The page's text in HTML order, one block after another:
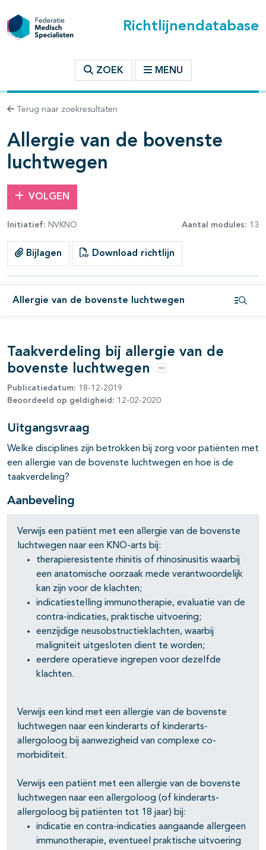
Richtlijnendatabase
ZOEK MENU
Terug naar zoekresultaten
Allergie van de bovenste
luchtwegen
VOLGEN
Initiatief: NVKNO Aantal modules: 13
Bijlagen Download richtlijn
Allergie van de bovenste luchtwegen
binnen deze richtlijn
Taakverdeling bij allergie van de
bovenste luchtwegen
Opties
Publicatiedatum: 18-12-2019
Beoordeeld op geldigheid: 12-02-2020
Uitgangsvraag
Welke disciplines zijn betrokken bij zorg voor patiënten met
een allergie van de bovenste luchtwegen en hoe is de
taakverdeling?
Aanbeveling
Verwijs een patiënt met een allergie van de bovenste
luchtwegen naar een KNO-arts bij:
therapieresistente rhinitis of rhinosinusitis waarbij
een anatomische oorzaak mede verantwoordelijk
kan zijn voor de klachten;
indicatiestelling immunotherapie, evaluatie van de
contra-indicaties, praktische uitvoering;
eenzijdige neusobstructieklachten, waarbij
maligniteit uitgesloten dient te worden;
eerdere operatieve ingrepen voor dezelfde
klachten.
Verwijs een kind met een allergie van de bovenste
luchtwegen naar een kinderarts of kinderarts-
allergoloog bij aanwezigheid van complexe co-
morbiditeit.
Verwijs een patiënt met een allergie van de bovenste
luchtwegen naar een allergoloog (of kinderarts-
allergoloog bij patiënten tot 18 jaar) bij:
indicatie en contra-indicaties aangaande allergeen
immunotherapie, eventueel praktische uitvoering